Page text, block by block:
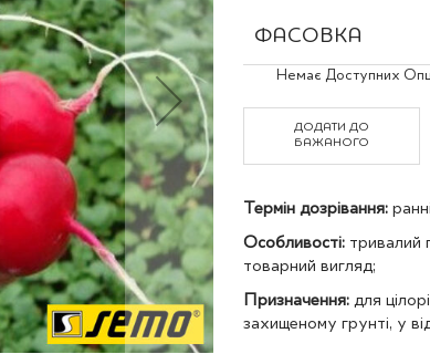
Grouped
items
ФАСОВКА
Немає Доступних
ДОДАТИ ДО
БАЖАНОГО
Термін дозрівання:
Особливості:тривалий
товарний вигляд;
Призначення:для
захищеному грунті, у